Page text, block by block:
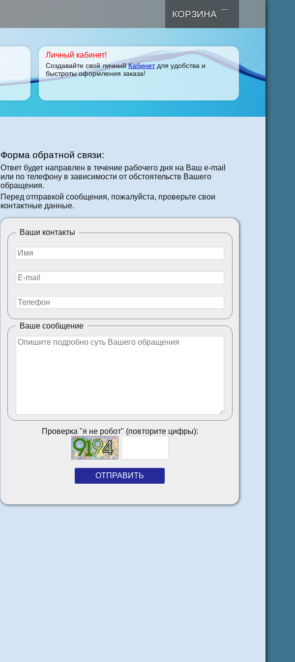
КОРЗИНА —
Личный кабинет!
Создавайте свой личныйКабинетдля удобства и
быстроты оформления заказа!
Форма обратной связи:
Ответ будет направлен в течение рабочего дня на Ваш e-mail
или по телефону в зависимости от обстоятельств Вашего
обращения.
Перед отправкой сообщения, пожалуйста, проверьте свои
контактные данные.
Ваши контакты
Ваше сообщение
Проверка "я не робот" (повторите цифры):